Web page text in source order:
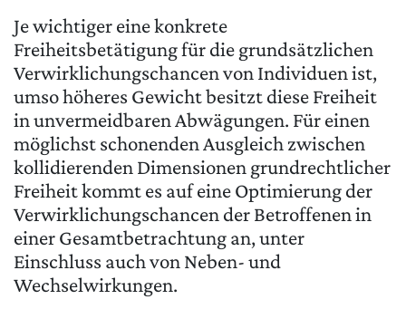
Je wichtiger eine konkrete
Freiheitsbetätigung für die grundsätzlichen
Verwirklichungschancen von Individuen ist,
umso höheres Gewicht besitzt diese Freiheit
in unvermeidbaren Abwägungen. Für einen
möglichst schonenden Ausgleich zwischen
kollidierenden Dimensionen grundrechtlicher
Freiheit kommt es auf eine Optimierung der
Verwirklichungschancen der Betroffenen in
einer Gesamtbetrachtung an, unter
Einschluss auch von Neben- und
Wechselwirkungen.